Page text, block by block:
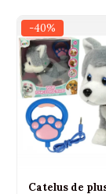
-40%
Catelus de